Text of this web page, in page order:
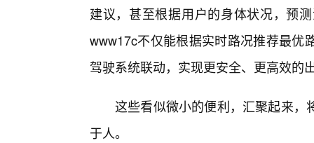
建议，甚至根据用户的身体状况，预
www17c不仅能根据实时路况推荐最优
驾驶系统联动，实现更安全、更高效的
这些看似微小的便利，汇聚起来，
于人。